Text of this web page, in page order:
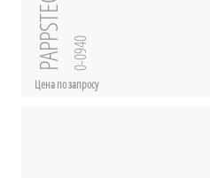
Цена по запросу
0-0940